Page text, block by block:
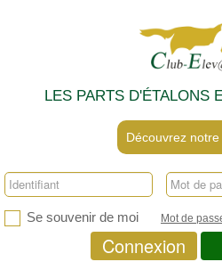
LES PARTS D'ÉTALONS
Découvrez
Se souvenir de moi Mot de
Connexion